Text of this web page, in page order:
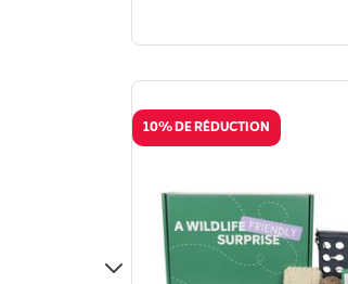
10% DE RÉDUCTION